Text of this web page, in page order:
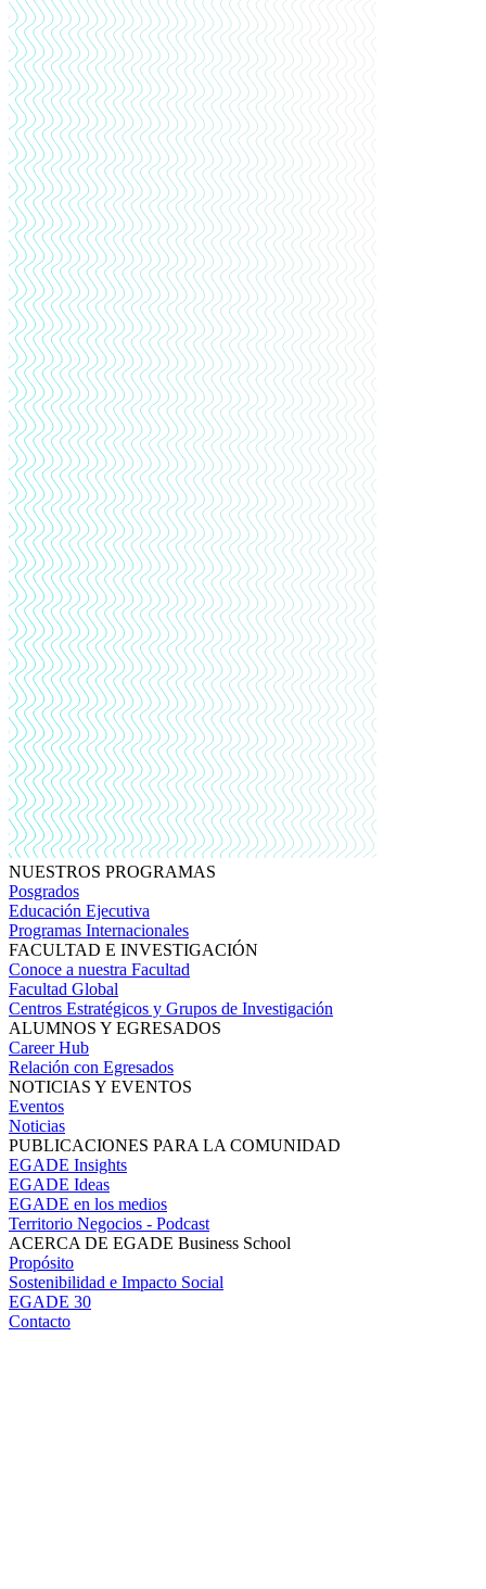
NUESTROS PROGRAMAS
Posgrados
Educación Ejecutiva
Programas Internacionales
FACULTAD E INVESTIGACIÓN
Conoce a nuestra Facultad
Facultad Global
Centros Estratégicos y Grupos de Investigación
ALUMNOS Y EGRESADOS
Career Hub
Relación con Egresados
NOTICIAS Y EVENTOS
Eventos
Noticias
PUBLICACIONES PARA LA COMUNIDAD
EGADE Insights
EGADE Ideas
EGADE en los medios
Territorio Negocios - Podcast
ACERCA DE EGADE Business School
Propósito
Sostenibilidad e Impacto Social
EGADE 30
Contacto